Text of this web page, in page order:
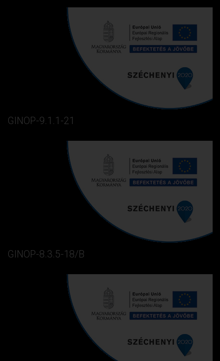
GINOP-9.1.1-21
GINOP-8.3.5-18/B